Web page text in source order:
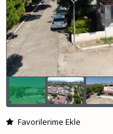
GÜNLÜK KIRALIK
HABERLER
Favorilerime Ekle